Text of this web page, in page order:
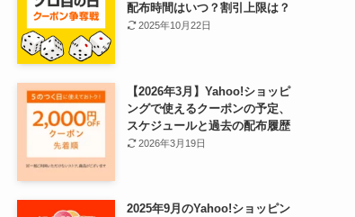
配布時間はいつ？割引上限は？
2025年10月22日
【2026年3月】Yahoo!ショッピ
ングで使えるクーポンの予定、
スケジュールと過去の配布履歴
2026年3月19日
2025年9月のYahoo!ショッピン